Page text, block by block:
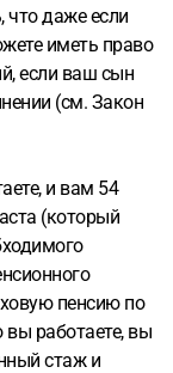
что даже если
иметь право
если ваш сын
(см. Закон
и вам 54
(который
пенсию по
вы работаете, вы
стаж и